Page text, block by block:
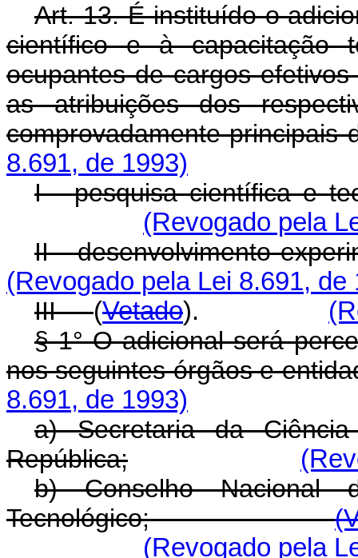
Art. 13. É instituído o
científico e à capacitação
ocupantes de cargos
as atribuições dos
comprovadamente principais
8.691, de 1993)
I - pesquisa científica e
(Revogado pela
II - desenvolvimento
(Revogado pela Lei 8.691, de
III -(Vetado).
§ 1° O adicional será
nos seguintes órgãos e
8.691, de 1993)
a) Secretaria da
República;
b) Conselho Nacional
Tecnológico;
(Revogado pela